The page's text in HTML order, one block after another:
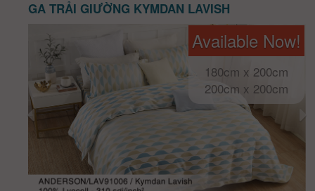
GA TRẢI GIƯỜNG KYMDAN LAVISH
Available Now!
180cm x 200cm
200cm x 200cm